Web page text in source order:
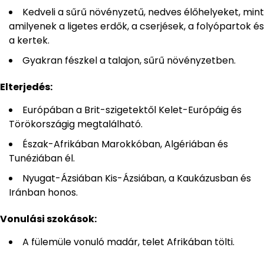
Kedveli a sűrű növényzetű, nedves élőhelyeket, mint
amilyenek a ligetes erdők, a cserjések, a folyópartok és
a kertek.
Gyakran fészkel a talajon, sűrű növényzetben.
Elterjedés:
Európában a Brit-szigetektől Kelet-Európáig és
Törökországig megtalálható.
Észak-Afrikában Marokkóban, Algériában és
Tunéziában él.
Nyugat-Ázsiában Kis-Ázsiában, a Kaukázusban és
Iránban honos.
Vonulási szokások:
A fülemüle vonuló madár, telet Afrikában tölti.